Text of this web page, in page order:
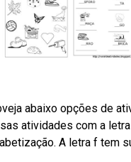
abaixo opções de
atividades com a
A letra f tem